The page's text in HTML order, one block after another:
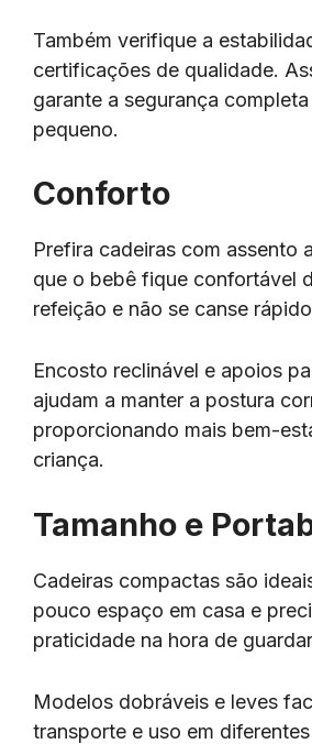
Também verifique a
certificações de qualidade.
garante a segurança
pequeno.
Conforto
Prefira cadeiras com assento
que o bebê fique confortável
refeição e não se canse
Encosto reclinável e apoios
ajudam a manter a postura
proporcionando mais bem-
criança.
Tamanho e
Cadeiras compactas são
pouco espaço em casa e
praticidade na hora de
Modelos dobráveis e leves
transporte e uso em